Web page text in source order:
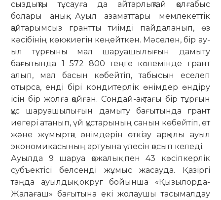
сыздықты тұсауға да айтар­лық­тай қолғабыс
болары анық. Ауыл аза­мат­тары мемлекеттік
қайтарымсыз грант­ты тиімді пайдаланып, өз
кәсібінің көк­­жиегін кеңейткен. Мәселен, бір ау­
ыл тұрғыны мал шаруашылығын да­­­мыту
бағытында 1 572 800 теңге кө­­ле­мінде грант
алып, мал басын кө­бей­тіп, табысын еселеп
отырса, енді бі­рі кондитерлік өнімдер өндіру
ісін бір жолға қойған. Сондай-ақ тағы бір тұр­ғын
құс шаруашылығын дамыту ба­ғытында грант
иегері атанып, үй құс­тарының санын көбейтіп, ет
және жұ­­­мыртқа өнімдерін өткізу арқылы ауыл
экономикасының артуына үлесін қо­сып ке­леді.
Ауылда 9 шаруа қожалық пен 43 кәсіпкерлік
субъектісі белсенді жұмыс жасауда. Қазіргі
таңда ауылдық округ бойынша «Қызылорда-
Жалағаш» бағытына екі жолаушы тасымалдау